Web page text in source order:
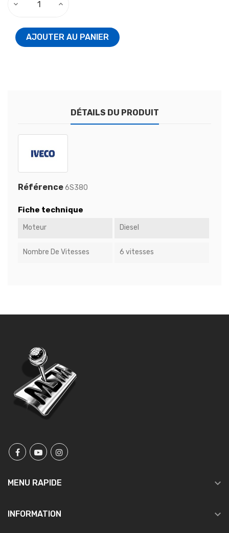
AJOUTER AU PANIER
DÉTAILS DU PRODUIT
Référence6S380
Fiche technique
Moteur Diesel
Nombre De Vitesses 6 vitesses
MENU RAPIDE 
INFORMATION 